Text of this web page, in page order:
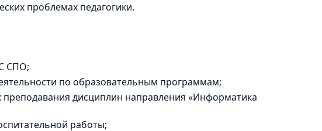
проблемах педагогики.
СПО;
по образовательным программам;
дисциплин направления «Информатика
работы;